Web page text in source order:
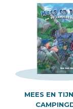
MEES EN